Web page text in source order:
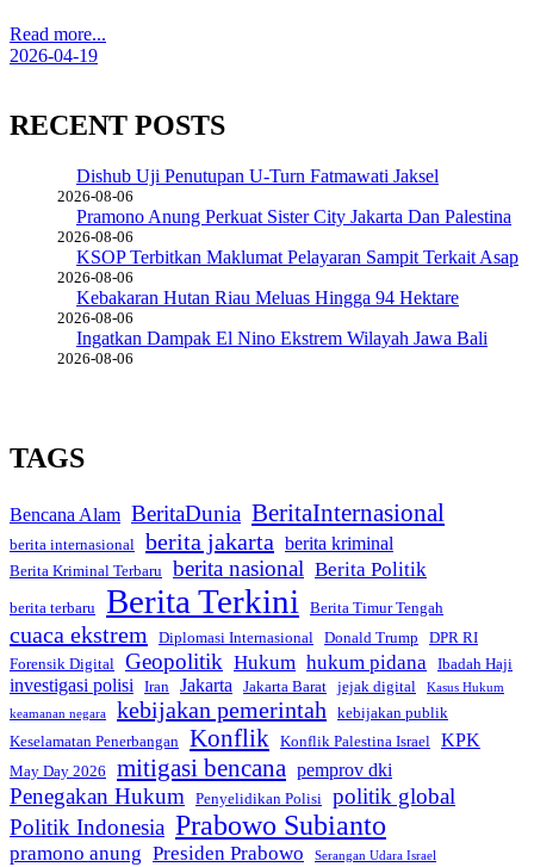
Read more...
2026-04-19
RECENT POSTS
Dishub Uji Penutupan U-Turn Fatmawati Jaksel
2026-08-06
Pramono Anung Perkuat Sister City Jakarta Dan Palestina
2026-08-06
KSOP Terbitkan Maklumat Pelayaran Sampit Terkait Asap
2026-08-06
Kebakaran Hutan Riau Meluas Hingga 94 Hektare
2026-08-06
Ingatkan Dampak El Nino Ekstrem Wilayah Jawa Bali
2026-08-06
TAGS
Bencana Alam BeritaDunia BeritaInternasional
berita internasional berita jakarta berita kriminal
Berita Kriminal Terbaru berita nasional Berita Politik
berita terbaru Berita Terkini Berita Timur Tengah
cuaca ekstrem Diplomasi Internasional Donald Trump
DPR RI
Forensik Digital Geopolitik Hukum hukum pidana Ibadah Haji
investigasi polisi Iran Jakarta Jakarta Barat jejak digital
Kasus Hukum
keamanan negara
kebijakan pemerintah
kebijakan publik
Keselamatan Penerbangan Konflik Konflik Palestina Israel KPK
May Day 2026 mitigasi bencana pemprov dki
Penegakan Hukum Penyelidikan Polisi politik global
Politik Indonesia Prabowo Subianto
pramono anung Presiden Prabowo Serangan Udara Israel